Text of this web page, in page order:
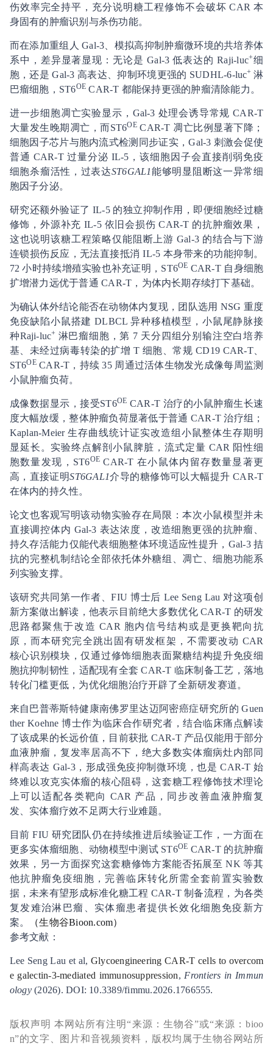
伤效率完全持平，充分说明糖工程修饰不会破坏 CAR 本
身固有的肿瘤识别与杀伤功能。
而在添加重组人 Gal-3、模拟高抑制肿瘤微环境的共培养体
系中，差异显著显现：无论是 Gal-3 低表达的 Raji-luc+细
胞，还是 Gal-3 高表达、抑制环境更强的 SUDHL-6-luc+淋
巴瘤细胞，ST6OE CAR-T 都能保持更强的肿瘤清除能力。
进一步细胞凋亡实验显示，Gal-3 处理会诱导常规 CAR-T
大量发生晚期凋亡，而ST6OECAR-T 凋亡比例显著下降；
细胞因子芯片与胞内流式检测同步证实，Gal-3 刺激会促使
普通 CAR-T 过量分泌 IL-5，该细胞因子会直接削弱免疫
细胞杀瘤活性，过表达ST6GAL1能够明显阻断这一异常细
胞因子分泌。
研究还额外验证了 IL-5 的独立抑制作用，即便细胞经过糖
修饰，外源补充 IL-5 依旧会损伤 CAR-T 的抗肿瘤效果，
这也说明该糖工程策略仅能阻断上游 Gal-3 的结合与下游
连锁损伤反应，无法直接抵消 IL-5 本身带来的功能抑制。
72 小时持续增殖实验也补充证明，ST6OE CAR-T 自身细胞
扩增潜力远优于普通 CAR-T，为体内长期存续打下基础。
为确认体外结论能否在动物体内复现，团队选用 NSG 重度
免疫缺陷小鼠搭建 DLBCL 异种移植模型，小鼠尾静脉接
种Raji-luc+ 淋巴瘤细胞，第 7 天分四组分别输注空白培养
基、未经过病毒转染的扩增 T 细胞、常规 CD19 CAR-T、
ST6OECAR-T，持续 35 周通过活体生物发光成像每周监测
小鼠肿瘤负荷。
成像数据显示，接受ST6OE CAR-T 治疗的小鼠肿瘤生长速
度大幅放缓，整体肿瘤负荷显著低于普通 CAR-T 治疗组；
Kaplan-Meier 生存曲线统计证实改造组小鼠整体生存期明
显延长。实验终点解剖小鼠脾脏，流式定量 CAR 阳性细
胞数量发现，ST6OE CAR-T 在小鼠体内留存数量显著更
高，直接证明ST6GAL1介导的糖修饰可以大幅提升 CAR-T
在体内的持久性。
论文也客观写明该动物实验存在局限：本次小鼠模型并未
直接调控体内 Gal-3 表达浓度，改造细胞更强的抗肿瘤、
持久存活能力仅能代表细胞整体环境适应性提升，Gal-3 拮
抗的完整机制结论全部依托体外糖组、凋亡、细胞功能系
列实验支撑。
该研究共同第一作者、FIU 博士后 Lee Seng Lau 对这项创
新方案做出解读，他表示目前绝大多数优化 CAR-T 的研发
思路都聚焦于改造 CAR 胞内信号结构或是更换靶向抗
原，而本研究完全跳出固有研发框架，不需要改动 CAR
核心识别模块，仅通过修饰细胞表面聚糖结构提升免疫细
胞抗抑制韧性，适配现有全套 CAR-T 临床制备工艺，落地
转化门槛更低，为优化细胞治疗开辟了全新研发赛道。
来自巴普蒂斯特健康南佛罗里达迈阿密癌症研究所的 Guen
ther Koehne 博士作为临床合作研究者，结合临床痛点解读
了该成果的长远价值，目前获批 CAR-T 产品仅能用于部分
血液肿瘤，复发率居高不下，绝大多数实体瘤病灶内部同
样高表达 Gal-3，形成强免疫抑制微环境，也是 CAR-T 始
终难以攻克实体瘤的核心阻碍，这套糖工程修饰技术理论
上可以适配各类靶向 CAR 产品，同步改善血液肿瘤复
发、实体瘤疗效不足两大行业难题。
目前 FIU 研究团队仍在持续推进后续验证工作，一方面在
更多实体瘤细胞、动物模型中测试 ST6OE CAR-T 的抗肿瘤
效果，另一方面探究这套糖修饰方案能否拓展至 NK 等其
他抗肿瘤免疫细胞，完善临床转化所需全套前置实验数
据，未来有望形成标准化糖工程 CAR-T 制备流程，为各类
复发难治淋巴瘤、实体瘤患者提供长效化细胞免疫新方
案。
（生物谷Bioon.com）
参考文献：
Lee Seng Lau et al, Glycoengineering CAR-T cells to overcom
e galectin-3-mediated immunosuppression, Frontiers in Immun
ology(2026). DOI: 10.3389/fimmu.2026.1766555.
版权声明 本网站所有注明“来源：生物谷”或“来源：bioo
n”的文字、图片和音视频资料，版权均属于生物谷网站所